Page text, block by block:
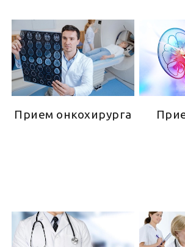
Прием онкохирурга